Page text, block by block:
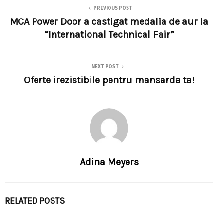
PREVIOUS POST
MCA Power Door a castigat medalia de aur la
“International Technical Fair”
NEXT POST
Oferte irezistibile pentru mansarda ta!
Adina Meyers
RELATED POSTS